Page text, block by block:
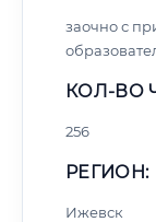
заочно с
КОЛ-ВО
256
РЕГИОН:
Ижевск